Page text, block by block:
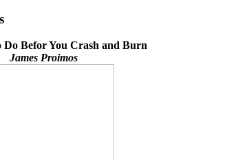
Do Befor You Crash and Burn
James Proimos